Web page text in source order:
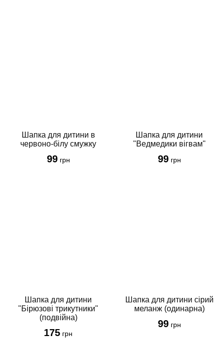
Шапка для дитини в
червоно-білу смужку
99грн
Шапка для дитини
"Ведмедики вігвам"
99грн
Шапка для дитини
"Бірюзові трикутники"
(подвійна)
175 грн
Шапка для дитини сірий
меланж (одинарна)
99грн